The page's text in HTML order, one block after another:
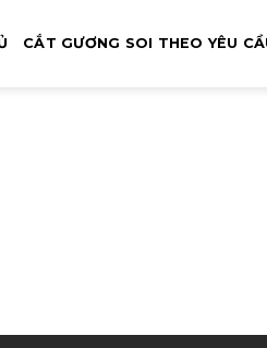
CẮT GƯƠNG SOI THEO YÊU